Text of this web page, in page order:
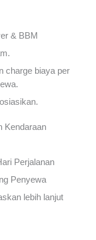
& BBM
charge biaya per
Kendaraan
Perjalanan
Penyewa
lebih lanjut